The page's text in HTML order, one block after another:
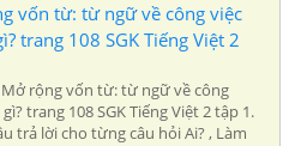
vốn từ: từ ngữ về công việc
trang 108 SGK Tiếng Việt 2
rộng vốn từ: từ ngữ về công
trang 108 SGK Tiếng Việt 2 tập 1.
trả lời cho từng câu hỏi Ai? , Làm